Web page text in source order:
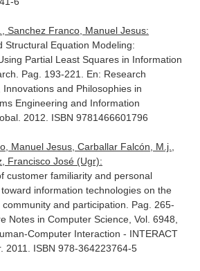
Sanchez Franco, Manuel Jesus:
Structural Equation Modeling:
Partial Least Squares in Information
Pag. 193-221. En: Research
Innovations and Philosophies in
Engineering and Information
2012. ISBN 9781466601796
Manuel Jesus, Carballar Falcón, M.j.,
Francisco José (Ugr):
customer familiarity and personal
information technologies on the
and participation. Pag. 265-
Notes in Computer Science, Vol. 6948,
Computer Interaction - INTERACT
2011. ISBN 978-364223764-5